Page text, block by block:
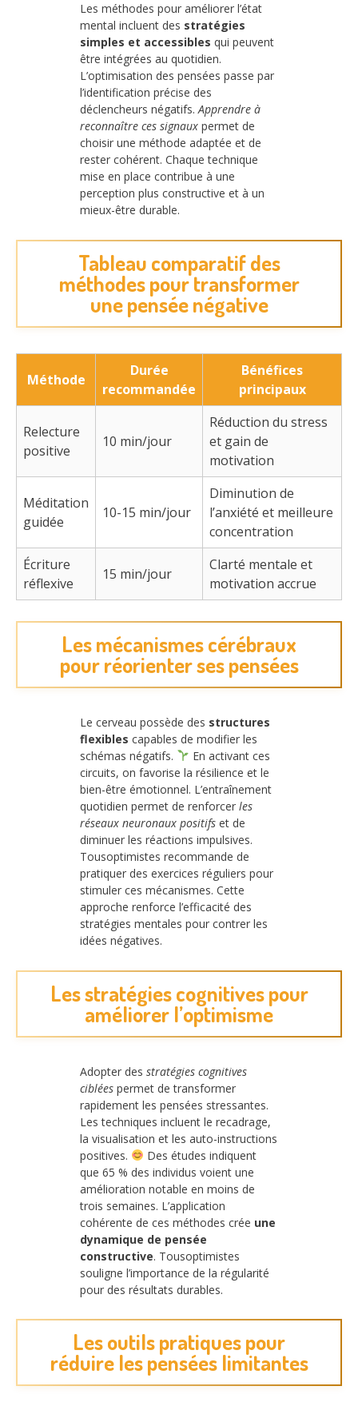
Les méthodes pour améliorer l’état
mental incluent des stratégies
simples et accessibles qui peuvent
être intégrées au quotidien.
L’optimisation des pensées passe par
l’identification précise des
déclencheurs négatifs.Apprendre à
reconnaître ces signaux permet de
choisir une méthode adaptée et de
rester cohérent. Chaque technique
mise en place contribue à une
perception plus constructive et à un
mieux-être durable.
Tableau comparatif des
méthodes pour transformer
une pensée négative
Méthode
Durée
recommandée
Bénéfices
principaux
Relecture
positive
10 min/jour
Réduction du stress
et gain de
motivation
Méditation
guidée
10-15 min/jour
Diminution de
l’anxiété et meilleure
concentration
Écriture
réflexive
15 min/jour
Clarté mentale et
motivation accrue
Les mécanismes cérébraux
pour réorienter ses pensées
Le cerveau possède des structures
flexibles capables de modifier les
schémas négatifs.
En activant ces
circuits, on favorise la résilience et le
bien-être émotionnel. L’entraînement
quotidien permet de renforcer les
réseaux neuronaux positifs et de
diminuer les réactions impulsives.
Tousoptimistes recommande de
pratiquer des exercices réguliers pour
stimuler ces mécanismes. Cette
approche renforce l’efficacité des
stratégies mentales pour contrer les
idées négatives.
Les stratégies cognitives pour
améliorer l’optimisme
Adopter des stratégies cognitives
ciblées permet de transformer
rapidement les pensées stressantes.
Les techniques incluent le recadrage,
la visualisation et les auto-instructions
positives.
Des études indiquent
que 65 % des individus voient une
amélioration notable en moins de
trois semaines. L’application
cohérente de ces méthodes crée une
dynamique de pensée
constructive. Tousoptimistes
souligne l’importance de la régularité
pour des résultats durables.
Les outils pratiques pour
réduire les pensées limitantes